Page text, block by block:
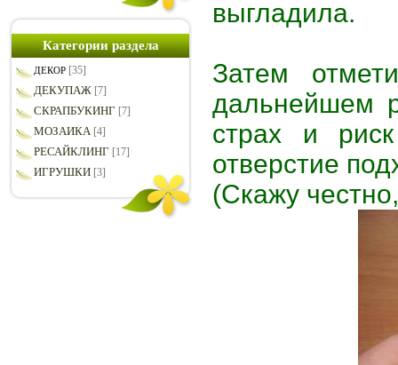
Категории раздела
ДЕКОР [35]
ДЕКУПАЖ [7]
СКРАПБУКИНГ [7]
МОЗАИКА [4]
РЕСАЙКЛИНГ [17]
ИГРУШКИ [3]
выгладила.
Затем
дальнейшем
страх и
отверстие
(Скажу